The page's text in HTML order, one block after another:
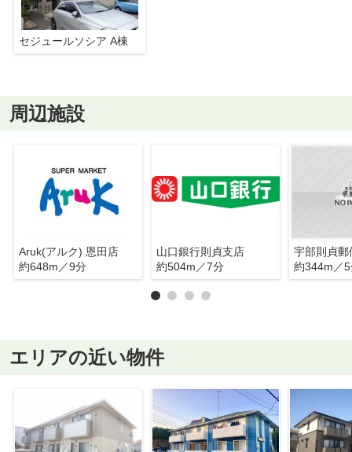
セジュールソシア A棟
周辺施設
Aruk(アルク) 恩田店
約648m／9分
山口銀行則貞支店
約504m／7分
宇部則貞郵
約344m／
エリアの近い物件